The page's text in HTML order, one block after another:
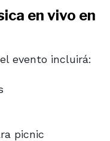
en vivo en
evento incluirá:
picnic